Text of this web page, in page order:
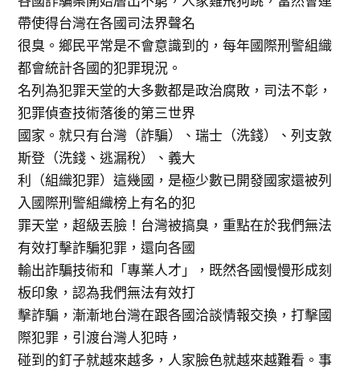
帶使得台灣在各國司法界聲名
很臭。鄉民平常是不會意識到的，每年國際刑警組織
都會統計各國的犯罪現況。
名列為犯罪天堂的大多數都是政治腐敗，司法不彰，
犯罪偵查技術落後的第三世界
國家。就只有台灣（詐騙）、瑞士（洗錢）、列支敦
斯登（洗錢、逃漏稅）、義大
利（組織犯罪）這幾國，是極少數已開發國家還被列
入國際刑警組織榜上有名的犯
罪天堂，超級丟臉！台灣被搞臭，重點在於我們無法
有效打擊詐騙犯罪，還向各國
輸出詐騙技術和「專業人才」，既然各國慢慢形成刻
板印象，認為我們無法有效打
擊詐騙，漸漸地台灣在跟各國洽談情報交換，打擊國
際犯罪，引渡台灣人犯時，
碰到的釘子就越來越多，人家臉色就越來越難看。事